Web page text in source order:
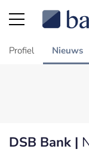
Profiel Nieuws
DSB Bank |